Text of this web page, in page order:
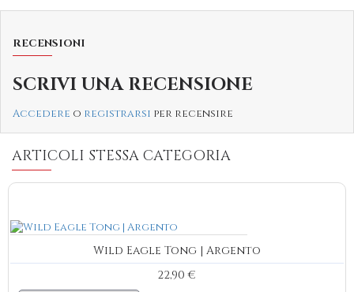
RECENSIONI
SCRIVI UNA RECENSIONE
Accedere o registrarsi per recensire
ARTICOLI STESSA CATEGORIA
Wild Eagle Tong | Argento
22,90 €